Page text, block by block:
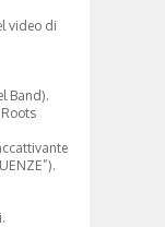
video di
Band).